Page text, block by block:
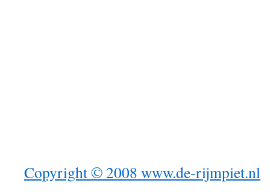
Copyright © 2008 www.de-rijmpiet.nl